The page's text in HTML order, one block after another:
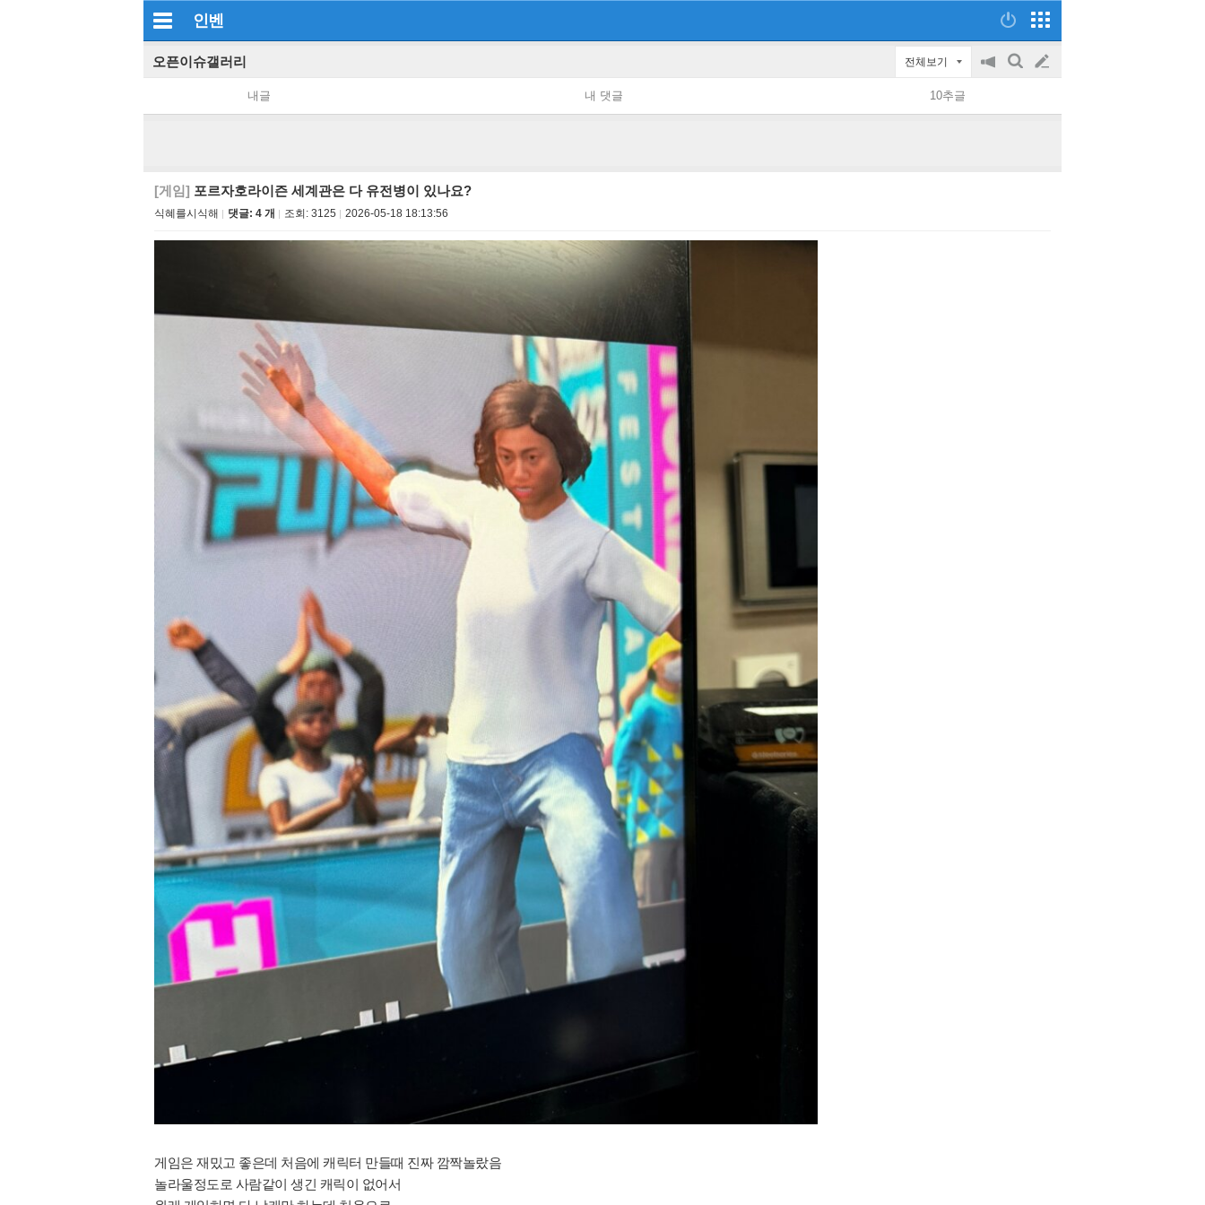
인벤
오픈이슈갤러리 전체보기
공
on/off
검
글
쓰
내글 내 댓글 10추글
[게임] 포르자호라이즌 세계관은 다 유전병이 있나요?
식혜를시식해 댓글: 4 개 조회: 3125 2026-05-18 18:13:56
게임은 재밌고 좋은데 처음에 캐릭터 만들때 진짜 깜짝놀랐음
놀라울정도로 사람같이 생긴 캐릭이 없어서